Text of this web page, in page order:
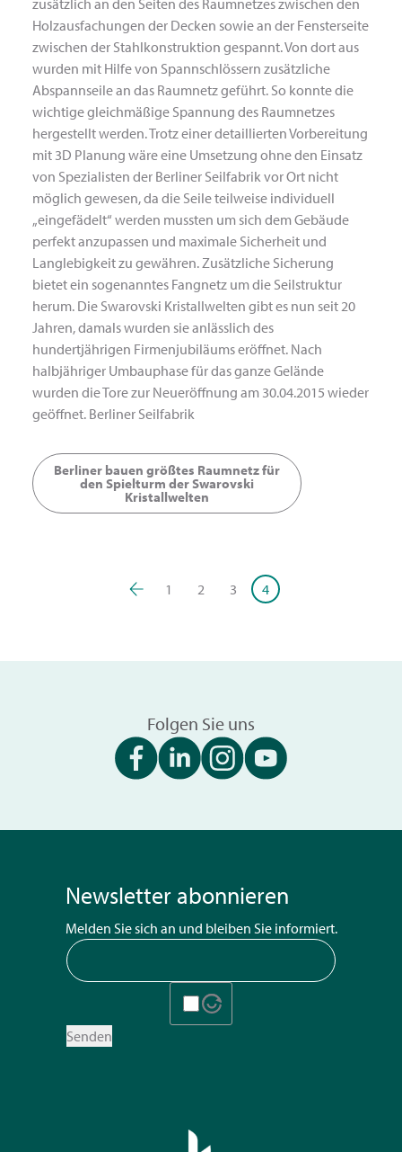
zusätzlich an den Seiten des Raumnetzes zwischen den
Holzausfachungen der Decken sowie an der Fensterseite
zwischen der Stahlkonstruktion gespannt. Von dort aus
wurden mit Hilfe von Spannschlössern zusätzliche
Abspannseile an das Raumnetz geführt. So konnte die
wichtige gleichmäßige Spannung des Raumnetzes
hergestellt werden. Trotz einer detaillierten Vorbereitung
mit 3D Planung wäre eine Umsetzung ohne den Einsatz
von Spezialisten der Berliner Seilfabrik vor Ort nicht
möglich gewesen, da die Seile teilweise individuell
„eingefädelt“ werden mussten um sich dem Gebäude
perfekt anzupassen und maximale Sicherheit und
Langlebigkeit zu gewähren. Zusätzliche Sicherung
bietet ein sogenanntes Fangnetz um die Seilstruktur
herum. Die Swarovski Kristallwelten gibt es nun seit 20
Jahren, damals wurden sie anlässlich des
hundertjährigen Firmenjubiläums eröffnet. Nach
halbjähriger Umbauphase für das ganze Gelände
wurden die Tore zur Neueröffnung am 30.04.2015 wieder
geöffnet. Berliner Seilfabrik
Berliner bauen größtes Raumnetz für
den Spielturm der Swarovski
Kristallwelten
1 2 3 4
Folgen Sie uns
Newsletter abonnieren
Melden Sie sich an und bleiben Sie informiert.
Senden